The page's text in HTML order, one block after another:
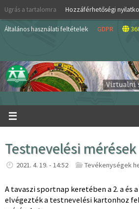
Skip
content
Ugrás a tartalomra Hozzáférhetőségi
Általános használati feltételek GDPR
Testnevelési mérések
2021. 4. 19. - 14:52 Tevékenységek
A tavaszi sportnap keretében a 2. a és
elvégezték a testnevelési kartonhoz